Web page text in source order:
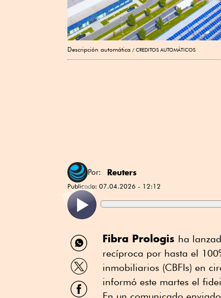
Descripción automática CREDITOS AUTOMÁTICOS
Por: Reuters
Publicado: 07.04.2026 - 12:12
Compartir
por
WhatsApp
Compartir
por
Twitter
Compartir
por
Fibra Prologis ⁠ha
recíproca por hasta ⁠el
inmobiliarios (CBFIs) en
informó este martes el